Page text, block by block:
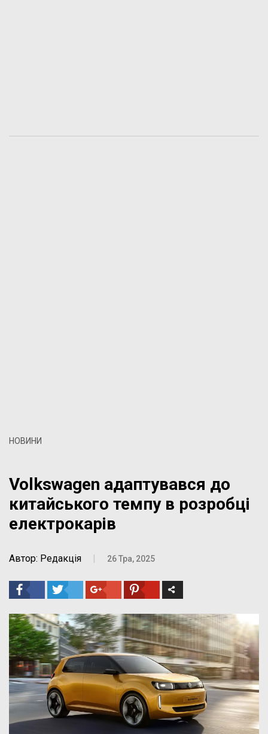
НОВИНИ
Volkswagen адаптувався до
китайського темпу в розробці
електрокарів
Автор: Редакція | 26 Тра, 2025